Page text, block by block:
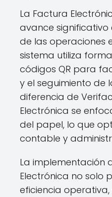
La Factura
avance significativo
de las operaciones
sistema utiliza
códigos QR para
y el seguimiento de
diferencia de
Electrónica se
del papel, lo que
contable y
La implementación
Electrónica no solo
eficiencia